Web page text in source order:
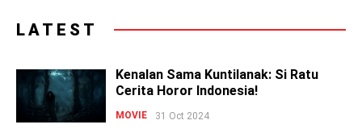
LATEST
Kenalan Sama Kuntilanak: Si Ratu
Cerita Horor Indonesia!
MOVIE 31 Oct 2024